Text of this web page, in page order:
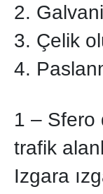
2.
3. Çelik
4.
1 – Sfero
trafik
Izgara